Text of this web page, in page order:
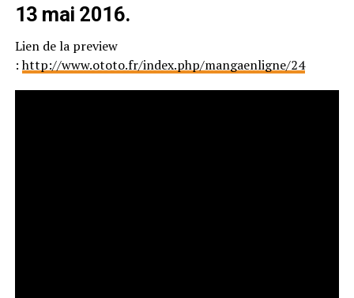
13 mai 2016.
Lien de la preview
:http://www.ototo.fr/index.php/mangaenligne/24